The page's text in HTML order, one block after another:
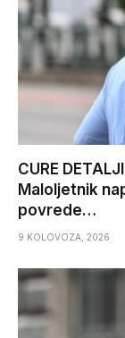
CURE
Maloljetnik
povrede…
9 KOLOVOZA, 2026